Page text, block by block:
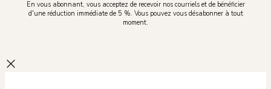
En vous abonnant, vous acceptez de recevoir nos courriels et de bénéficier
d'une réduction immédiate de 5 %. Vous pouvez vous désabonner à tout
moment.